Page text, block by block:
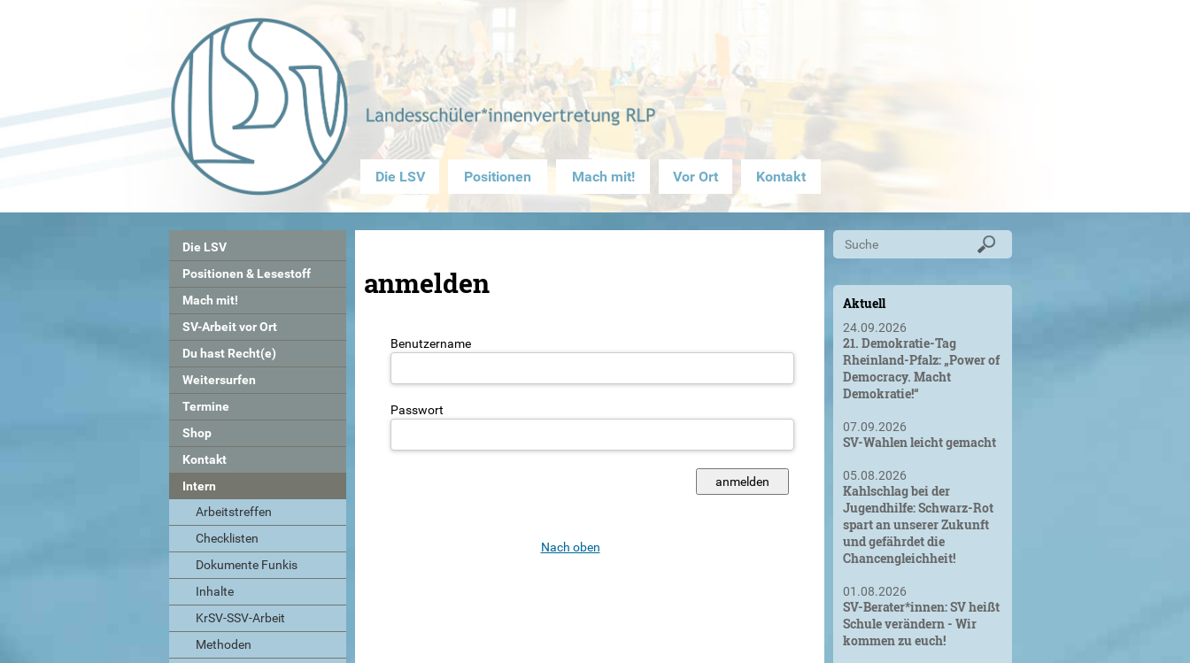
Die LSV Positionen Mach mit! Vor Ort Kontakt
Die LSV
Positionen & Lesestoff
Mach mit!
SV-Arbeit vor Ort
Du hast Recht(e)
Weitersurfen
Termine
Shop
Kontakt
Intern
Arbeitstreffen
Checklisten
Dokumente Funkis
Inhalte
KrSV-SSV-Arbeit
Methoden
anmelden
Benutzername
Passwort
Nach oben
Aktuell
24.09.2026
21. Demokratie-Tag
Rheinland-Pfalz: „Power of
Democracy. Macht
Demokratie!“
07.09.2026
SV-Wahlen leicht gemacht
05.08.2026
Kahlschlag bei der
Jugendhilfe: Schwarz-Rot
spart an unserer Zukunft
und gefährdet die
Chancengleichheit!
01.08.2026
SV-Berater*innen: SV heißt
Schule verändern - Wir
kommen zu euch!